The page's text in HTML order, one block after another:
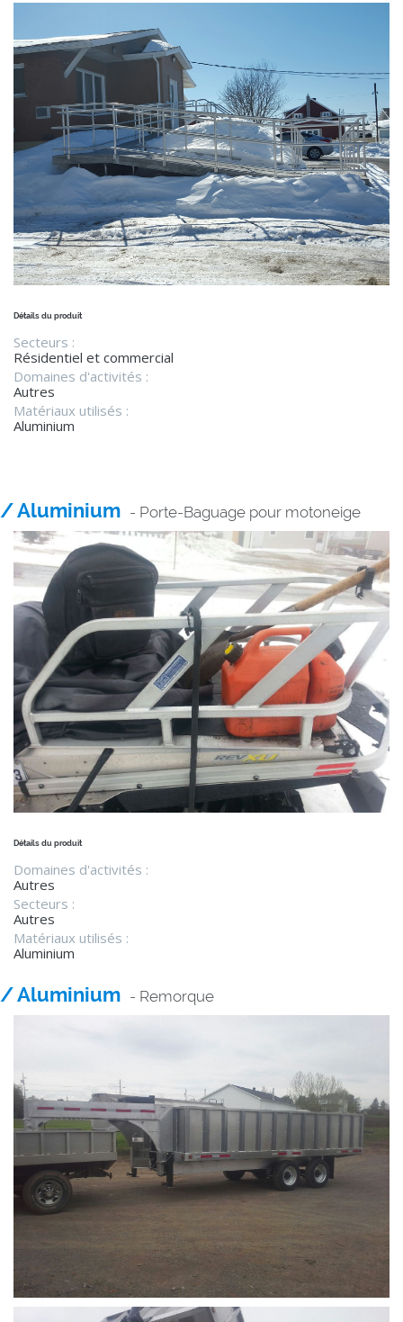
Détails du produit
Secteurs :
Résidentiel et commercial
Domaines d'activités :
Autres
Matériaux utilisés :
Aluminium
/ Aluminium - Porte-Baguage pour motoneige
Détails du produit
Domaines d'activités :
Autres
Secteurs :
Autres
Matériaux utilisés :
Aluminium
/ Aluminium - Remorque